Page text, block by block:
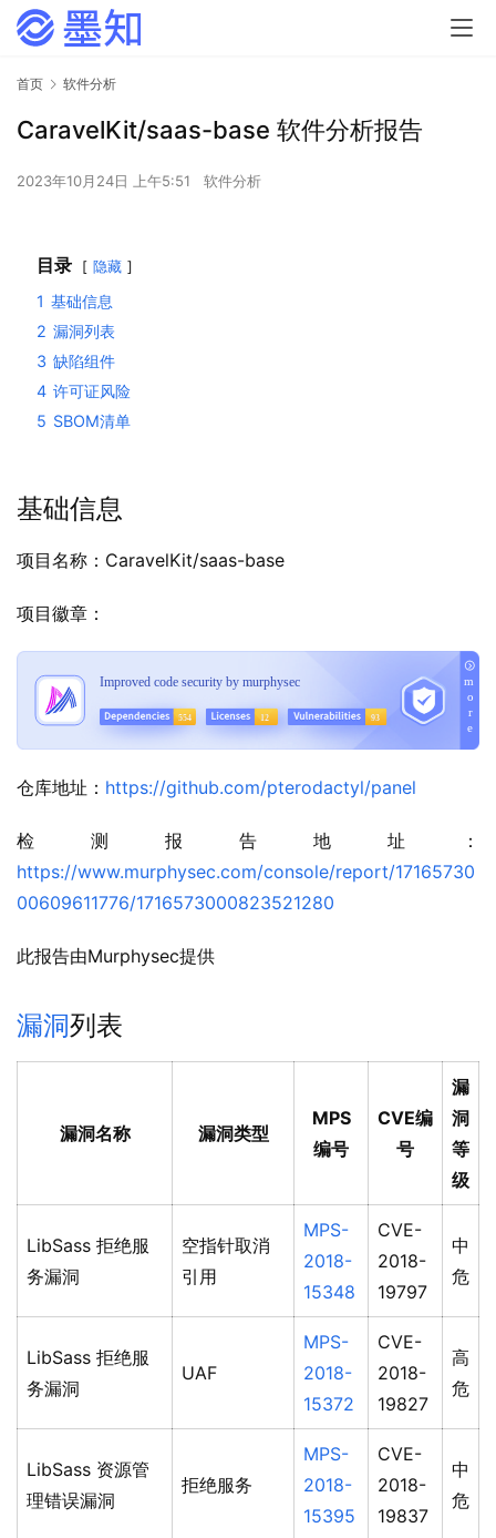
首页 软件分析
CaravelKit/saas-base 软件分析报告
2023年10月24日 上午5:51 软件分析
目录 隐藏
1 基础信息
2 漏洞列表
3 缺陷组件
4 许可证风险
5 SBOM清单
基础信息
项目名称：CaravelKit/saas-base
项目徽章：
仓库地址： https://github.com/pterodactyl/panel
检测报告地址：
https://www.murphysec.com/console/report/17165730
00609611776/1716573000823521280
此报告由Murphysec提供
漏洞列表
漏洞名称 漏洞类型
MPS
编号
CVE编
号
漏
洞
等
级
LibSass 拒绝服
务漏洞
空指针取消
引用
MPS-
2018-
15348
CVE-
2018-
19797
中
危
LibSass 拒绝服
务漏洞
UAF
MPS-
2018-
15372
CVE-
2018-
19827
高
危
LibSass 资源管
理错误漏洞
拒绝服务
MPS-
2018-
15395
CVE-
2018-
19837
中
危